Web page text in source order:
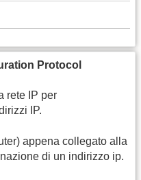
Protocol
rete IP per
IP.
appena collegato alla
di un indirizzo ip.